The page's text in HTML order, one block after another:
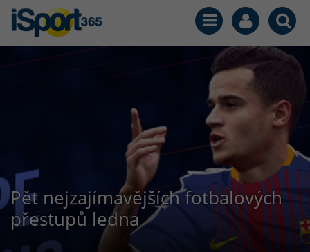
Pět nejzajímavějších fotbalových
přestupů ledna